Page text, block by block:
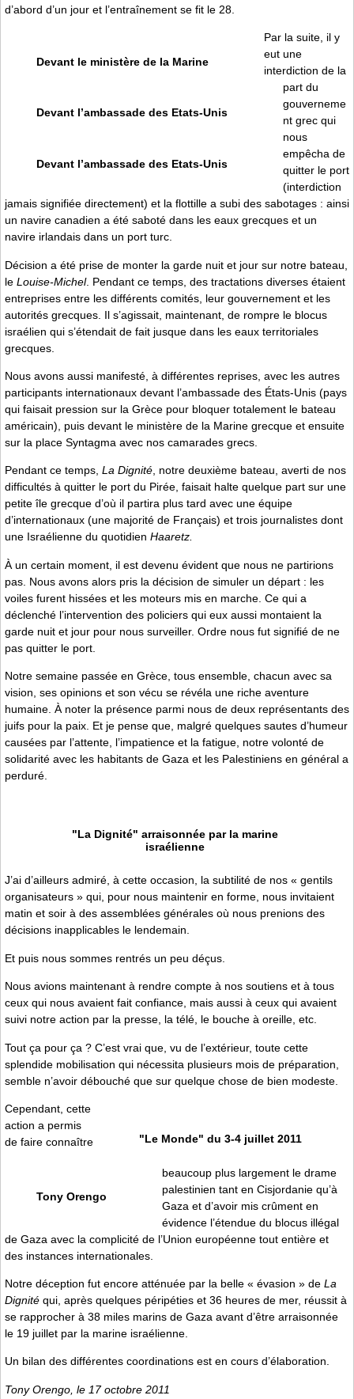
d’abord d’un jour et l’entraînement se fit le 28.
Devant le ministère de la Marine
Devant l’ambassade des Etats-Unis
Devant l’ambassade des Etats-Unis
Par la suite, il y
eut une
interdiction de la
part du
gouverneme
nt grec qui
nous
empêcha de
quitter le port
(interdiction
jamais signifiée directement) et la flottille a subi des sabotages : ainsi
un navire canadien a été saboté dans les eaux grecques et un
navire irlandais dans un port turc.
Décision a été prise de monter la garde nuit et jour sur notre bateau,
le Louise-Michel. Pendant ce temps, des tractations diverses étaient
entreprises entre les différents comités, leur gouvernement et les
autorités grecques. Il s’agissait, maintenant, de rompre le blocus
israélien qui s’étendait de fait jusque dans les eaux territoriales
grecques.
Nous avons aussi manifesté, à différentes reprises, avec les autres
participants internationaux devant l’ambassade des États-Unis (pays
qui faisait pression sur la Grèce pour bloquer totalement le bateau
américain), puis devant le ministère de la Marine grecque et ensuite
sur la place Syntagma avec nos camarades grecs.
Pendant ce temps, La Dignité, notre deuxième bateau, averti de nos
difficultés à quitter le port du Pirée, faisait halte quelque part sur une
petite île grecque d’où il partira plus tard avec une équipe
d’internationaux (une majorité de Français) et trois journalistes dont
une Israélienne du quotidien Haaretz.
À un certain moment, il est devenu évident que nous ne partirions
pas. Nous avons alors pris la décision de simuler un départ : les
voiles furent hissées et les moteurs mis en marche. Ce qui a
déclenché l’intervention des policiers qui eux aussi montaient la
garde nuit et jour pour nous surveiller. Ordre nous fut signifié de ne
pas quitter le port.
Notre semaine passée en Grèce, tous ensemble, chacun avec sa
vision, ses opinions et son vécu se révéla une riche aventure
humaine. À noter la présence parmi nous de deux représentants des
juifs pour la paix. Et je pense que, malgré quelques sautes d’humeur
causées par l’attente, l’impatience et la fatigue, notre volonté de
solidarité avec les habitants de Gaza et les Palestiniens en général a
perduré.
"La Dignité" arraisonnée par la marine
israélienne
J’ai d’ailleurs admiré, à cette occasion, la subtilité de nos « gentils
organisateurs » qui, pour nous maintenir en forme, nous invitaient
matin et soir à des assemblées générales où nous prenions des
décisions inapplicables le lendemain.
Et puis nous sommes rentrés un peu déçus.
Nous avions maintenant à rendre compte à nos soutiens et à tous
ceux qui nous avaient fait confiance, mais aussi à ceux qui avaient
suivi notre action par la presse, la télé, le bouche à oreille, etc.
Tout ça pour ça ? C’est vrai que, vu de l’extérieur, toute cette
splendide mobilisation qui nécessita plusieurs mois de préparation,
semble n’avoir débouché que sur quelque chose de bien modeste.
"Le Monde" du 3-4 juillet 2011
Tony Orengo
Cependant, cette
action a permis
de faire connaître
beaucoup plus largement le drame
palestinien tant en Cisjordanie qu’à
Gaza et d’avoir mis crûment en
évidence l’étendue du blocus illégal
de Gaza avec la complicité de l’Union européenne tout entière et
des instances internationales.
Notre déception fut encore atténuée par la belle « évasion » de La
Dignité qui, après quelques péripéties et 36 heures de mer, réussit à
se rapprocher à 38 miles marins de Gaza avant d’être arraisonnée
le 19 juillet par la marine israélienne.
Un bilan des différentes coordinations est en cours d’élaboration.
Tony Orengo, le 17 octobre 2011